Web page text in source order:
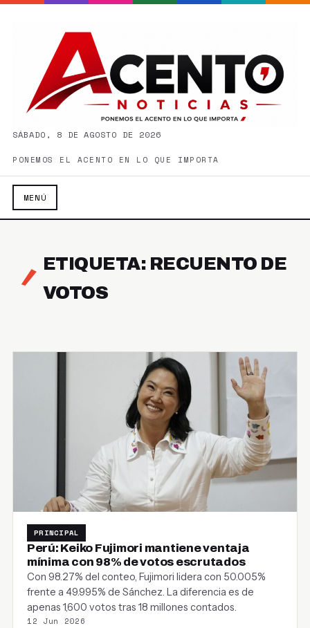
SÁBADO, 8 DE AGOSTO DE 2026
PONEMOS EL ACENTO EN LO QUE IMPORTA
MENÚ
ETIQUETA: RECUENTO DE
VOTOS
PRINCIPAL
Perú: Keiko Fujimori mantiene ventaja
mínima con 98% de votos escrutados
Con 98.27% del conteo, Fujimori lidera con 50.005%
frente a 49.995% de Sánchez. La diferencia es de
apenas 1,600 votos tras 18 millones contados.
12 Jun 2026